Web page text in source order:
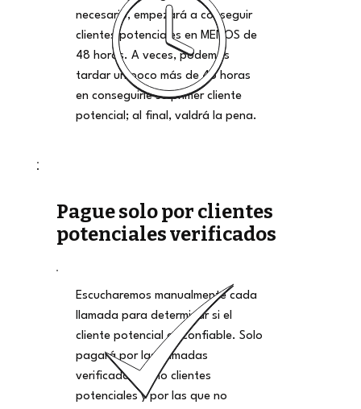
necesario, empezará a conseguir
clientes potenciales en MENOS de
48 horas. A veces, podemos
tardar un poco más de 48 horas
en conseguirle su primer cliente
potencial; al final, valdrá la pena.
Pague solo por clientes
potenciales verificados
Escucharemos manualmente cada
llamada para determinar si el
cliente potencial es confiable. Solo
pagará por las llamadas
verificadas como clientes
potenciales y por las que no